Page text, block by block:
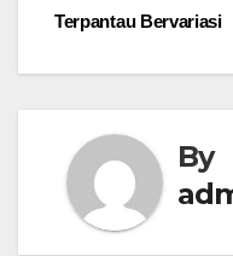
navigation
Terpantau Bervariasi
By